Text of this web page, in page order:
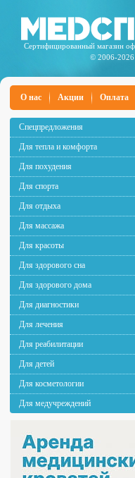
Сертифицированный магазин
© 2006-2026
О нас Акции Оплата
Спецпредложения
Для тепла и комфорта
Для похудения
Для спорта
Для отдыха
Для массажа
Для красоты
Для здорового сна
Для здорового дома
Для диагностики
Для лечения
Для реабилитации
Для детей
Для косметологии
Для медучреждений